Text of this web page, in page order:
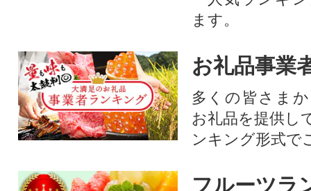
ます。
お礼品事業
多くの皆さま
お礼品を提供し
ンキング形式で
フルーツラ